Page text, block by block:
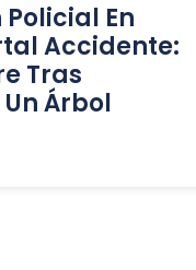
En
Accidente:
Tras
Árbol